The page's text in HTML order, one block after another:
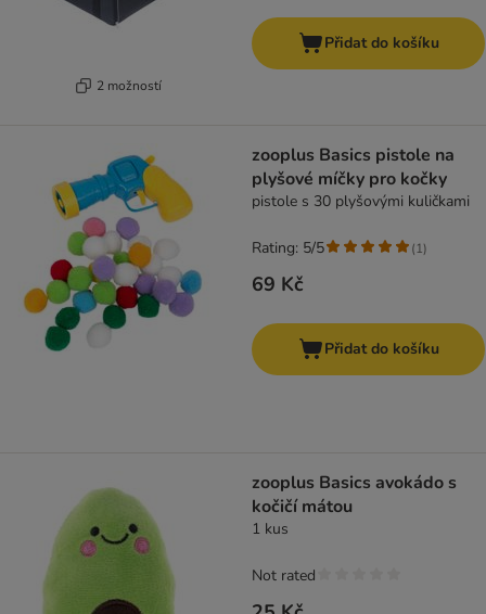
2 možností
Přidat do košíku
zooplus Basics pistole na
plyšové míčky pro kočky
pistole s 30 plyšovými kuličkami
69 Kč
Rating: 5/5 (1)
Přidat do košíku
zooplus Basics avokádo s
kočičí mátou
1 kus
Not rated